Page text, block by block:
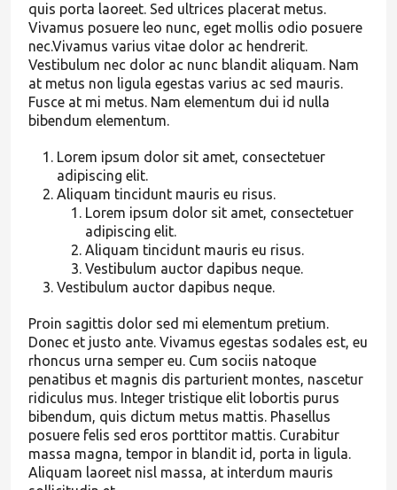
quis porta laoreet. Sed ultrices placerat metus.
Vivamus posuere leo nunc, eget mollis odio posuere
nec.Vivamus varius vitae dolor ac hendrerit.
Vestibulum nec dolor ac nunc blandit aliquam. Nam
at metus non ligula egestas varius ac sed mauris.
Fusce at mi metus. Nam elementum dui id nulla
bibendum elementum.
Lorem ipsum dolor sit amet, consectetuer
adipiscing elit.
Aliquam tincidunt mauris eu risus.
Lorem ipsum dolor sit amet, consectetuer
adipiscing elit.
Aliquam tincidunt mauris eu risus.
Vestibulum auctor dapibus neque.
Vestibulum auctor dapibus neque.
Proin sagittis dolor sed mi elementum pretium.
Donec et justo ante. Vivamus egestas sodales est, eu
rhoncus urna semper eu. Cum sociis natoque
penatibus et magnis dis parturient montes, nascetur
ridiculus mus. Integer tristique elit lobortis purus
bibendum, quis dictum metus mattis. Phasellus
posuere felis sed eros porttitor mattis. Curabitur
massa magna, tempor in blandit id, porta in ligula.
Aliquam laoreet nisl massa, at interdum mauris